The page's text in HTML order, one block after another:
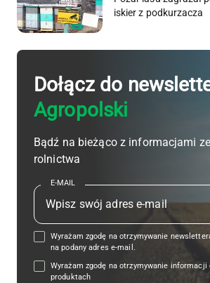
iskier z podkurzacza
Dołącz do
Agropolski
Bądź na bieżąco z informacjami
rolnictwa
E-MAIL
Wyrażam zgodę na otrzymywanie
na podany adres e-mail.
Wyrażam zgodę na otrzymywanie informacji
produktach